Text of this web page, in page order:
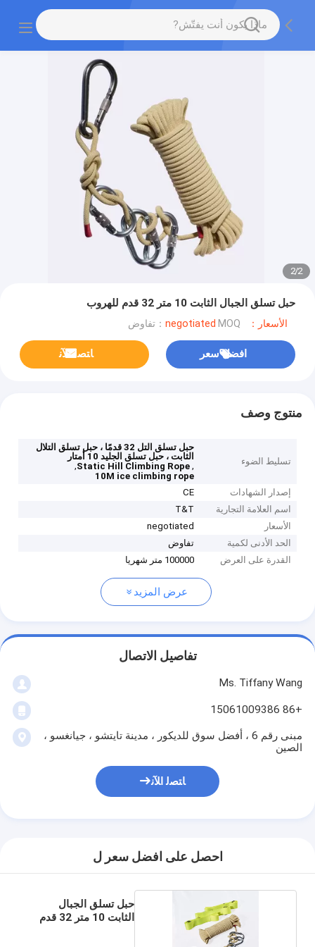
2
/
2
حبل تسلق الجبال الثابت 10 متر 32 قدم للهروب
الأسعار：negotiated MOQ：تفاوض
افضل سعر ﺎﺘﺼﻟ ﺍﻶﻧ
منتوج وصف
تسليط الضوء
حبل تسلق التل 32 قدمًا ، حبل تسلق التلال
الثابت ، حبل تسلق الجليد 10 أمتار
,
Static Hill Climbing Rope
,
10M ice climbing rope
إصدار الشهادات
CE
اسم العلامة التجارية
T&T
الأسعار
negotiated
الحد الأدنى لكمية
تفاوض
القدرة على العرض
100000 متر شهريا
عرض المزيد
تفاصيل الاتصال
Ms. Tiffany Wang
+86 15061009386
مبنى رقم 6 ، أفضل سوق للديكور ، مدينة تايتشو ، جيانغسو ،
الصين
ﺎﺘﺼﻟ ﺍﻶﻧ
احصل على افضل سعر ل
حبل تسلق الجبال
الثابت 10 متر 32 قدم